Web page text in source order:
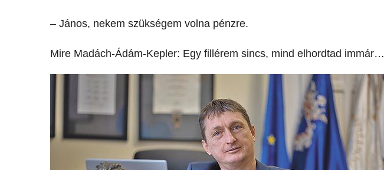
– János, nekem szükségem volna pénzre.
Mire Madách-Ádám-Kepler: Egy fillérem sincs, mind elhordtad immár…